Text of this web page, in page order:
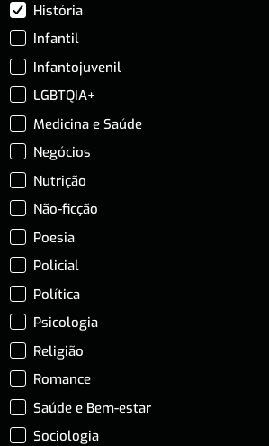
História
Infantil
Infantojuvenil
LGBTQIA+
Medicina e Saúde
Negócios
Nutrição
Não-ficção
Poesia
Policial
Política
Psicologia
Religião
Romance
Saúde e Bem-estar
Sociologia